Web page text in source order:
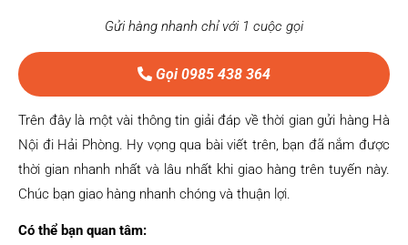
Gửi hàng nhanh chỉ với 1 cuộc gọi
Gọi 0985 438 364
Trên đây là một vài thông tin giải đáp về thời gian gửi hàng Hà
Nội đi Hải Phòng. Hy vọng qua bài viết trên, bạn đã nắm được
thời gian nhanh nhất và lâu nhất khi giao hàng trên tuyến này.
Chúc bạn giao hàng nhanh chóng và thuận lợi.
Có thể bạn quan tâm: